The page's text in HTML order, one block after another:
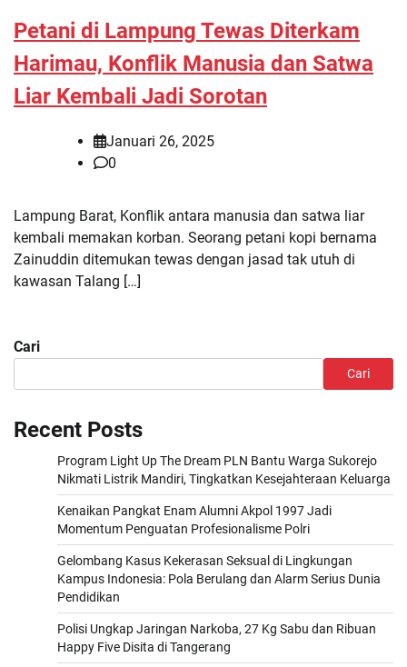
Petani di Lampung Tewas Diterkam
Harimau, Konflik Manusia dan Satwa
Liar Kembali Jadi Sorotan
Januari 26, 2025
0
Lampung Barat, Konflik antara manusia dan satwa liar
kembali memakan korban. Seorang petani kopi bernama
Zainuddin ditemukan tewas dengan jasad tak utuh di
kawasan Talang […]
Cari
Cari
Recent Posts
Program Light Up The Dream PLN Bantu Warga Sukorejo
Nikmati Listrik Mandiri, Tingkatkan Kesejahteraan Keluarga
Kenaikan Pangkat Enam Alumni Akpol 1997 Jadi
Momentum Penguatan Profesionalisme Polri
Gelombang Kasus Kekerasan Seksual di Lingkungan
Kampus Indonesia: Pola Berulang dan Alarm Serius Dunia
Pendidikan
Polisi Ungkap Jaringan Narkoba, 27 Kg Sabu dan Ribuan
Happy Five Disita di Tangerang